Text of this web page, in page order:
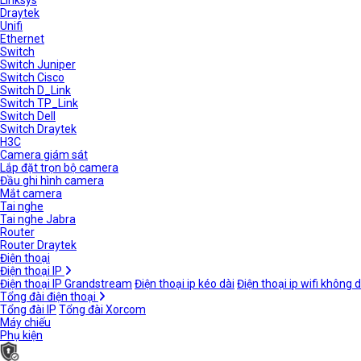
Draytek
Unifi
Ethernet
Switch
Switch Juniper
Switch Cisco
Switch D_Link
Switch TP_Link
Switch Dell
Switch Draytek
H3C
Camera giám sát
Lắp đặt trọn bộ camera
Đầu ghi hình camera
Mắt camera
Tai nghe
Tai nghe Jabra
Router
Router Draytek
Điện thoại
Điện thoại IP
Điện thoại IP Grandstream Điện thoại ip kéo dài Điện thoại ip wifi không
Tổng đài điện thoại
Tổng đài IP Tổng đài Xorcom
Máy chiếu
Phụ kiện